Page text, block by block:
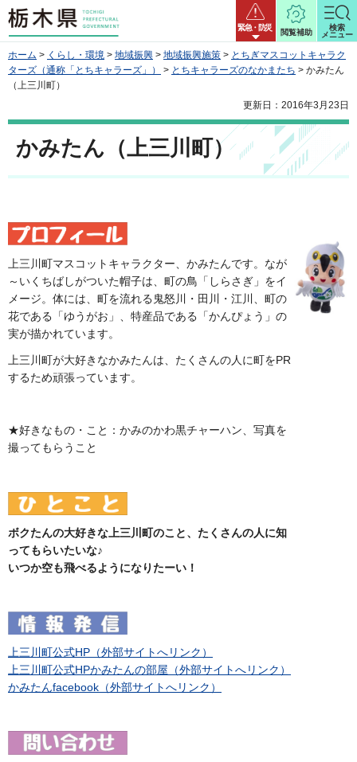
栃木県 緊急・防災
閲覧補助
検索
メニュー
ホーム > くらし・環境 > 地域振興 > 地域振興施策 > とちぎマスコットキャラク
ターズ（通称「とちキャラーズ」）
> とちキャラーズのなかまたち > かみたん
（上三川町）
更新日：2016年3月23日
かみたん（上三川町）
上三川町マスコットキャラクター、かみたんです。なが
～いくちばしがついた帽子は、町の鳥「しらさぎ」をイ
メージ。体には、町を流れる鬼怒川・田川・江川、町の
花である「ゆうがお」、特産品である「かんぴょう」の
実が描かれています。
上三川町が大好きなかみたんは、たくさんの人に町をPR
するため頑張っています。
★好きなもの・こと：かみのかわ黒チャーハン、写真を
撮ってもらうこと
ボクたんの大好きな上三川町のこと、たくさんの人に知
ってもらいたいな♪
いつか空も飛べるようになりたーい！
上三川町公式HP（外部サイトへリンク）
上三川町公式HPかみたんの部屋（外部サイトへリンク）
かみたんfacebook（外部サイトへリンク）